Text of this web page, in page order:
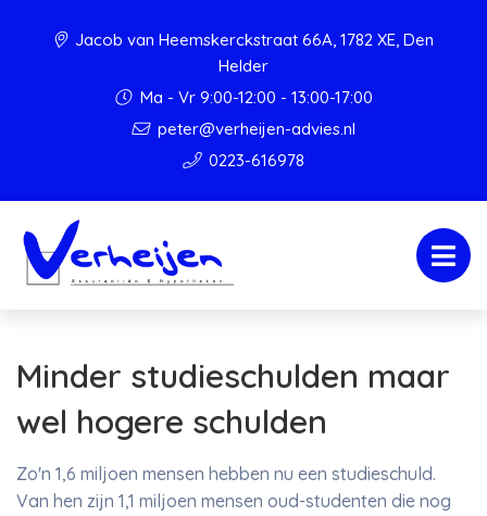
Jacob van Heemskerckstraat 66A, 1782 XE, Den
Helder
Ma - Vr 9:00-12:00 - 13:00-17:00
peter@verheijen-advies.nl
0223-616978
Minder studieschulden maar
wel hogere schulden
Zo'n 1,6 miljoen mensen hebben nu een studieschuld.
Van hen zijn 1,1 miljoen mensen oud-studenten die nog